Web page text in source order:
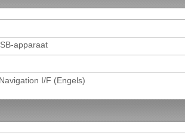
KCA-DR300
van KENWOOD Music Editor Light
Editor (Engels)
apparaat
I/F (Engels)